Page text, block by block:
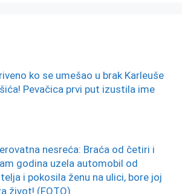
ko se umešao u brak Karleuše
Pevačica prvi put izustila ime
nesreća: Braća od četiri i
godina uzela automobil od
i pokosila ženu na ulici, bore joj
život! (FOTO)